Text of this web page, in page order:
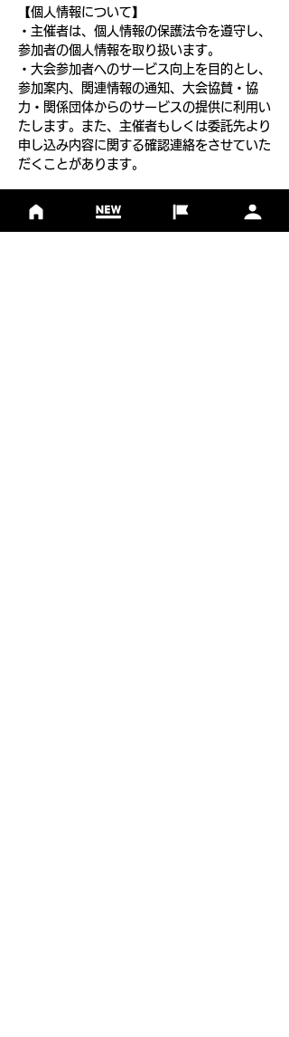
【個人情報について】
・主催者は、個人情報の保護法令を遵守し、
参加者の個人情報を取り扱います。
・大会参加者へのサービス向上を目的とし、
参加案内、関連情報の通知、大会協賛・協
力・関係団体からのサービスの提供に利用い
たします。また、主催者もしくは委託先より
申し込み内容に関する確認連絡をさせていた
だくことがあります。
フットゴルフについて